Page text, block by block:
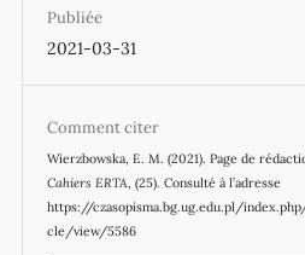
Publiée
2021-03-31
Comment citer
Wierzbowska, E. M. (2021). Page de
Cahiers ERTA, (25). Consulté à l’adresse
https://czasopisma.bg.ug.edu.pl/
cle/view/5586